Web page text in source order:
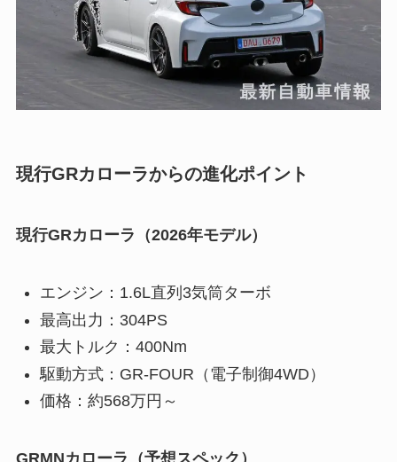
現行GRカローラからの進化ポイント
現行GRカローラ（2026年モデル）
エンジン：1.6L直列3気筒ターボ
最高出力：304PS
最大トルク：400Nm
駆動方式：GR-FOUR（電子制御4WD）
価格：約568万円～
GRMNカローラ（予想スペック）